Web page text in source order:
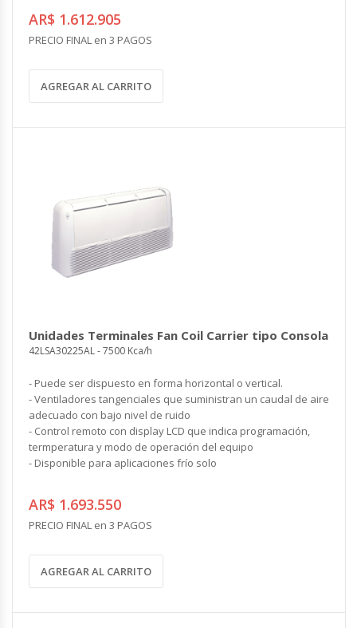
AR$ 1.612.905
PRECIO FINAL en 3 PAGOS
AGREGAR AL CARRITO
Unidades Terminales Fan Coil Carrier tipo Consola
42LSA30225AL - 7500 Kca/h
- Puede ser dispuesto en forma horizontal o vertical.
- Ventiladores tangenciales que suministran un caudal de aire
adecuado con bajo nivel de ruido
- Control remoto con display LCD que indica programación,
termperatura y modo de operación del equipo
- Disponible para aplicaciones frío solo
AR$ 1.693.550
PRECIO FINAL en 3 PAGOS
AGREGAR AL CARRITO